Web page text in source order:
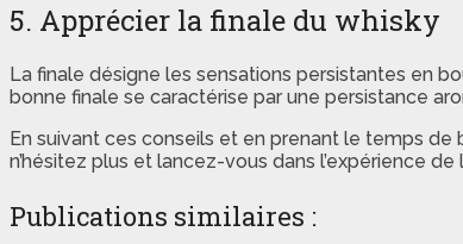
5. Apprécier la finale du whisky
La finale désigne les sensations persistantes en
bonne finale se caractérise par une persistance
En suivant ces conseils et en prenant le temps
n’hésitez plus et lancez-vous dans l’expérience
Publications similaires :